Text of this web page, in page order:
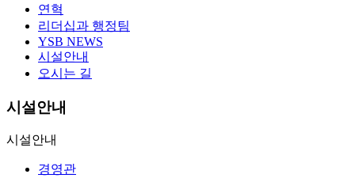
연혁
리더십과 행정팀
YSB NEWS
시설안내
오시는 길
시설안내
시설안내
경영관